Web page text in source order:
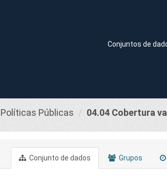
Conjuntos de
Públicas 04.04 Cobertura
Conjunto de dados Grupos